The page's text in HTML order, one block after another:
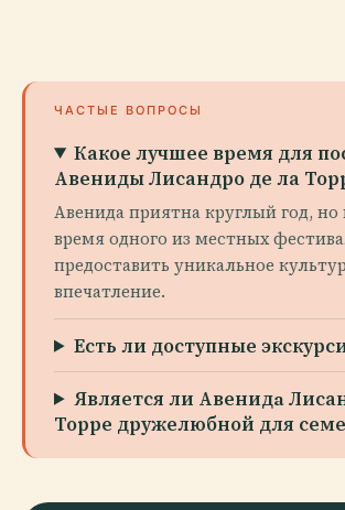
ЧАСТЫЕ ВОПРОСЫ
Какое лучшее время для
Авениды Лисандро де ла
Авенидa приятна круглый год, но
время одного из местных
предоставить уникальное
впечатление.
Есть ли доступные
Является ли Авенидa
Торре дружелюбной для